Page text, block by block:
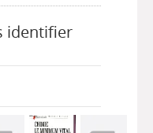
identifier